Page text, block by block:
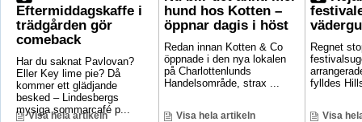
Eftermiddagskaffe i
trädgården gör
comeback
Har du saknat Pavlovan?
Eller Key lime pie? Då
kommer ett glädjande
besked – Lindesbergs
mysiga sommarcafé p...
Visa hela artikeln
hund hos Kotten –
öppnar dagis i höst
Redan innan Kotten & Co
öppnade i den nya lokalen
på Charlottenlunds
Handelsområde, strax ...
Visa hela artikeln
Regnet
fylldes
Visa